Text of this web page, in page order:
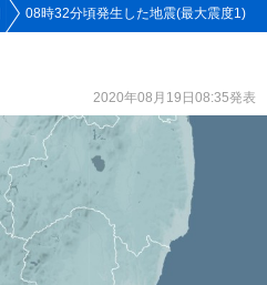
08時32分頃発生した地震(最大震度1)
2020年08月19日08:35発表